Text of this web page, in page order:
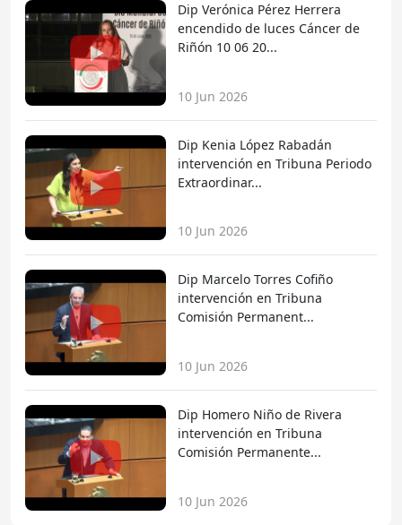
Dip Verónica Pérez Herrera
encendido de luces Cáncer de
Riñón 10 06 20...
10 Jun 2026
Dip Kenia López Rabadán
intervención en Tribuna Periodo
Extraordinar...
10 Jun 2026
Dip Marcelo Torres Cofiño
intervención en Tribuna
Comisión Permanent...
10 Jun 2026
Dip Homero Niño de Rivera
intervención en Tribuna
Comisión Permanente...
10 Jun 2026